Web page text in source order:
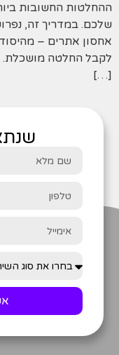
ההחלטות החשובות
שלכם. במדריך זה,
אחסון אתרים –
לקבל החלטה מושכלת.
[…]